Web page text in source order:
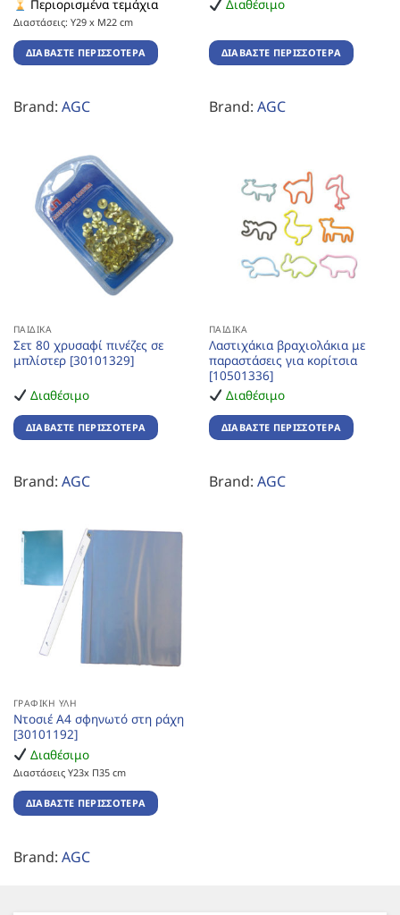
Περιορισμένα τεμάχια
Διαστάσεις: Υ29 x Μ22 cm
ΔΙΑΒΆΣΤΕ ΠΕΡΙΣΣΌΤΕΡΑ
Brand: AGC
Διαθέσιμο
ΔΙΑΒΆΣΤΕ ΠΕΡΙΣΣΌΤΕΡΑ
Brand: AGC
ΠΑΙΔΙΚΆ
Σετ 80 χρυσαφί πινέζες σε
μπλίστερ [30101329]
Διαθέσιμο
ΔΙΑΒΆΣΤΕ ΠΕΡΙΣΣΌΤΕΡΑ
Brand: AGC
ΠΑΙΔΙΚΆ
Λαστιχάκια βραχιολάκια με
παραστάσεις για κορίτσια
[10501336]
Διαθέσιμο
ΔΙΑΒΆΣΤΕ ΠΕΡΙΣΣΌΤΕΡΑ
Brand: AGC
ΓΡΑΦΙΚΉ ΎΛΗ
Ντοσιέ Α4 σφηνωτό στη ράχη
[30101192]
Διαθέσιμο
Διαστάσεις Υ23x Π35 cm
ΔΙΑΒΆΣΤΕ ΠΕΡΙΣΣΌΤΕΡΑ
Brand: AGC